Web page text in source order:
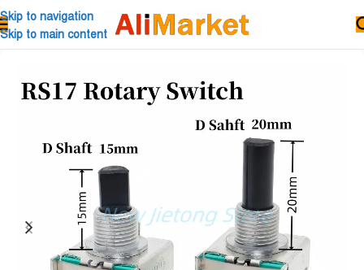
Skip to navigation
Skip to main content